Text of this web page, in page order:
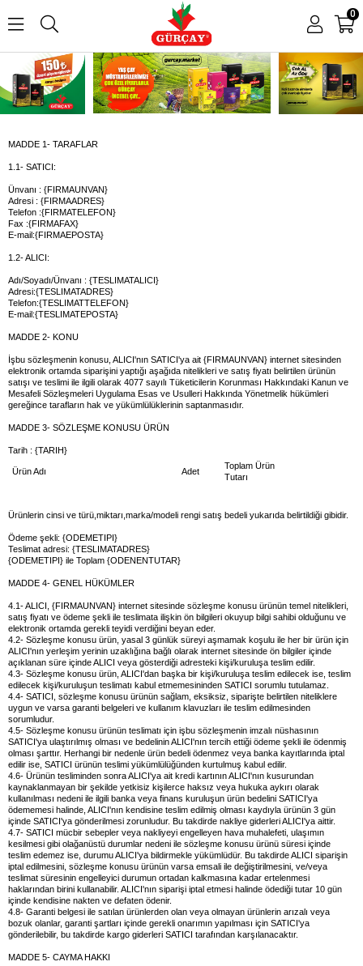
0
MADDE 1- TARAFLAR
1.1- SATICI:
Ünvanı : {FIRMAUNVAN}
Adresi : {FIRMAADRES}
Telefon :{FIRMATELEFON}
Fax :{FIRMAFAX}
E-mail:{FIRMAEPOSTA}
1.2- ALICI:
Adı/Soyadı/Ünvanı : {TESLIMATALICI}
Adresi:{TESLIMATADRES}
Telefon:{TESLIMATTELEFON}
E-mail:{TESLIMATEPOSTA}
MADDE 2- KONU
İşbu sözleşmenin konusu, ALICI'nın SATICI'ya ait {FIRMAUNVAN} internet sitesinden
elektronik ortamda siparişini yaptığı aşağıda nitelikleri ve satış fiyatı belirtilen ürünün
satışı ve teslimi ile ilgili olarak 4077 sayılı Tüketicilerin Korunması Hakkındaki Kanun ve
Mesafeli Sözleşmeleri Uygulama Esas ve Usulleri Hakkında Yönetmelik hükümleri
gereğince tarafların hak ve yükümlülüklerinin saptanmasıdır.
MADDE 3- SÖZLEŞME KONUSU ÜRÜN
Tarih : {TARIH}
Ürün Adı Adet
Toplam Ürün
Tutarı
Ürünlerin cinsi ve türü,miktarı,marka/modeli rengi satış bedeli yukarıda belirtildiği gibidir.
Ödeme şekli: {ODEMETIPI}
Teslimat adresi: {TESLIMATADRES}
{ODEMETIPI} ile Toplam {ODENENTUTAR}
MADDE 4- GENEL HÜKÜMLER
4.1- ALICI, {FIRMAUNVAN} internet sitesinde sözleşme konusu ürünün temel nitelikleri,
satış fiyatı ve ödeme şekli ile teslimata ilişkin ön bilgileri okuyup bilgi sahibi olduğunu ve
elektronik ortamda gerekli teyidi verdiğini beyan eder.
4.2- Sözleşme konusu ürün, yasal 3 günlük süreyi aşmamak koşulu ile her bir ürün için
ALICI'nın yerleşim yerinin uzaklığına bağlı olarak internet sitesinde ön bilgiler içinde
açıklanan süre içinde ALICI veya gösterdiği adresteki kişi/kuruluşa teslim edilir.
4.3- Sözleşme konusu ürün, ALICI'dan başka bir kişi/kuruluşa teslim edilecek ise, teslim
edilecek kişi/kuruluşun teslimatı kabul etmemesininden SATICI sorumlu tutulamaz.
4.4- SATICI, sözleşme konusu ürünün sağlam, eksiksiz, siparişte belirtilen niteliklere
uygun ve varsa garanti belgeleri ve kullanım klavuzları ile teslim edilmesinden
sorumludur.
4.5- Sözleşme konusu ürünün teslimatı için işbu sözleşmenin imzalı nüshasının
SATICI'ya ulaştırılmış olması ve bedelinin ALICI'nın tercih ettiği ödeme şekli ile ödenmiş
olması şarttır. Herhangi bir nedenle ürün bedeli ödenmez veya banka kayıtlarında iptal
edilir ise, SATICI ürünün teslimi yükümlülüğünden kurtulmuş kabul edilir.
4.6- Ürünün tesliminden sonra ALICI'ya ait kredi kartının ALICI'nın kusurundan
kaynaklanmayan bir şekilde yetkisiz kişilerce haksız veya hukuka aykırı olarak
kullanılması nedeni ile ilgili banka veya finans kuruluşun ürün bedelini SATICI'ya
ödememesi halinde, ALICI'nın kendisine teslim edilmiş olması kaydıyla ürünün 3 gün
içinde SATICI'ya gönderilmesi zorunludur. Bu takdirde nakliye giderleri ALICI'ya aittir.
4.7- SATICI mücbir sebepler veya nakliyeyi engelleyen hava muhalefeti, ulaşımın
kesilmesi gibi olağanüstü durumlar nedeni ile sözleşme konusu ürünü süresi içinde
teslim edemez ise, durumu ALICI'ya bildirmekle yükümlüdür. Bu takdirde ALICI siparişin
iptal edilmesini, sözleşme konusu ürünün varsa emsali ile değiştirilmesini, ve/veya
teslimat süresinin engelleyici durumun ortadan kalkmasına kadar ertelenmesi
haklarından birini kullanabilir. ALICI'nın siparişi iptal etmesi halinde ödediği tutar 10 gün
içinde kendisine nakten ve defaten ödenir.
4.8- Garanti belgesi ile satılan ürünlerden olan veya olmayan ürünlerin arızalı veya
bozuk olanlar, garanti şartları içinde gerekli onarımın yapılması için SATICI'ya
gönderilebilir, bu takdirde kargo giderleri SATICI tarafından karşılanacaktır.
MADDE 5- CAYMA HAKKI